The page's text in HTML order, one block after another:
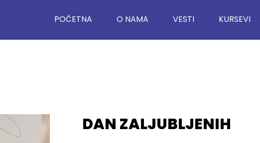
POČETNA O NAMA VESTI KURSEVI
DAN ZALJUBLJENIH